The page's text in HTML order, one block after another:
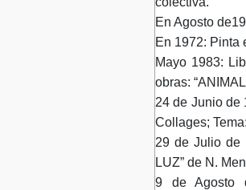
En Agosto
En 1972: Pinta
Mayo 1983:
obras:
24 de Junio de
Collages;
29 de Julio de
LUZ” de N.
9 de Agosto